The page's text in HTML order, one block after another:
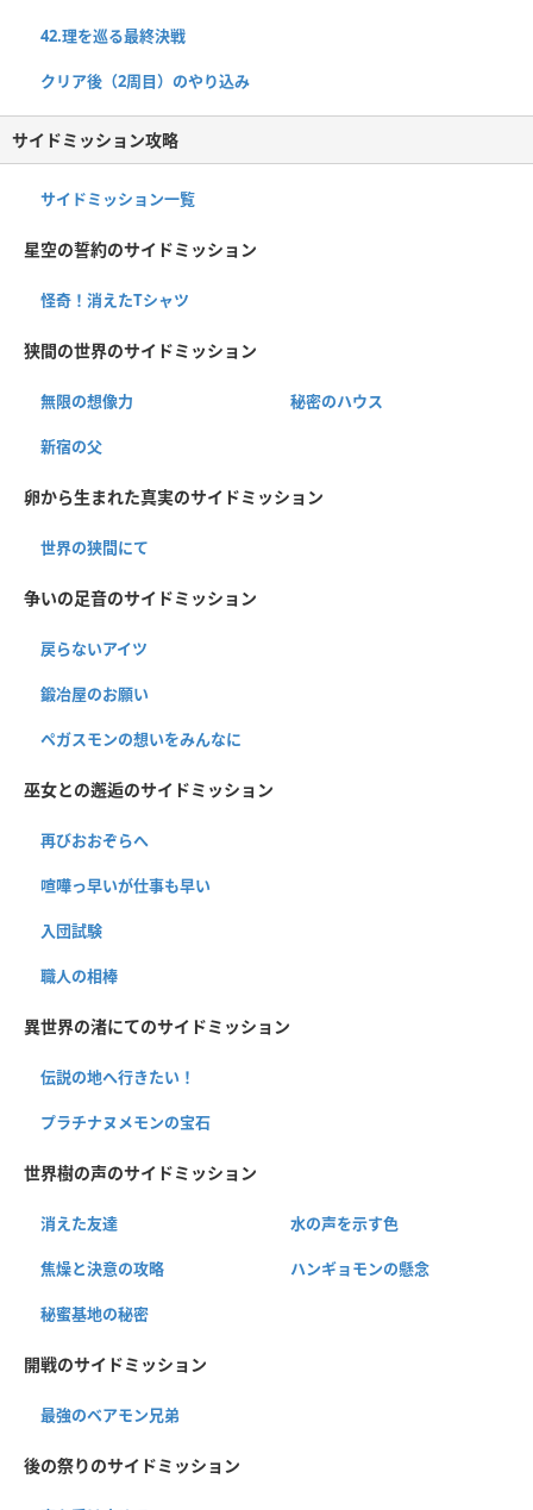
42.理を巡る最終決戦
クリア後（2周目）のやり込み
サイドミッション攻略
サイドミッション一覧
星空の誓約のサイドミッション
怪奇！消えたTシャツ
狭間の世界のサイドミッション
無限の想像力 秘密のハウス
新宿の父
卵から生まれた真実のサイドミッション
世界の狭間にて
争いの足音のサイドミッション
戻らないアイツ
鍛冶屋のお願い
ペガスモンの想いをみんなに
巫女との邂逅のサイドミッション
再びおおぞらへ
喧嘩っ早いが仕事も早い
入団試験
職人の相棒
異世界の渚にてのサイドミッション
伝説の地へ行きたい！
プラチナヌメモンの宝石
世界樹の声のサイドミッション
消えた友達 水の声を示す色
焦燥と決意の攻略 ハンギョモンの懸念
秘蜜基地の秘密
開戦のサイドミッション
最強のベアモン兄弟
後の祭りのサイドミッション